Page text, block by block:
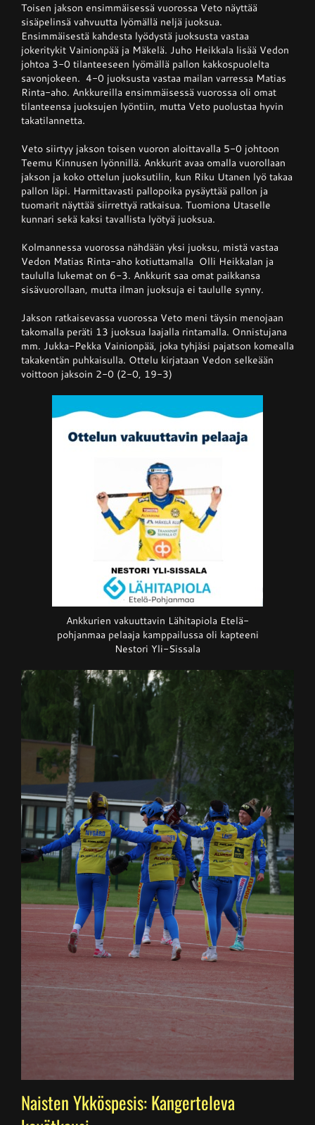
Toisen jakson ensimmäisessä vuorossa Veto näyttää
sisäpelinsä vahvuutta lyömällä neljä juoksua.
Ensimmäisestä kahdesta lyödystä juoksusta vastaa
jokeritykit Vainionpää ja Mäkelä. Juho Heikkala lisää Vedon
johtoa 3-0 tilanteeseen lyömällä pallon kakkospuolelta
savonjokeen. 4-0 juoksusta vastaa mailan varressa Matias
Rinta-aho. Ankkureilla ensimmäisessä vuorossa oli omat
tilanteensa juoksujen lyöntiin, mutta Veto puolustaa hyvin
takatilannetta.
Veto siirtyy jakson toisen vuoron aloittavalla 5-0 johtoon
Teemu Kinnusen lyönnillä. Ankkurit avaa omalla vuorollaan
jakson ja koko ottelun juoksutilin, kun Riku Utanen lyö takaa
pallon läpi. Harmittavasti pallopoika pysäyttää pallon ja
tuomarit näyttää siirrettyä ratkaisua. Tuomiona Utaselle
kunnari sekä kaksi tavallista lyötyä juoksua.
Kolmannessa vuorossa nähdään yksi juoksu, mistä vastaa
Vedon Matias Rinta-aho kotiuttamalla Olli Heikkalan ja
taululla lukemat on 6-3. Ankkurit saa omat paikkansa
sisävuorollaan, mutta ilman juoksuja ei taululle synny.
Jakson ratkaisevassa vuorossa Veto meni täysin menojaan
takomalla peräti 13 juoksua laajalla rintamalla. Onnistujana
mm. Jukka-Pekka Vainionpää, joka tyhjäsi pajatson komealla
takakentän puhkaisulla. Ottelu kirjataan Vedon selkeään
voittoon jaksoin 2-0 (2-0, 19-3)
Ankkurien vakuuttavin Lähitapiola Etelä-
pohjanmaa pelaaja kamppailussa oli kapteeni
Nestori Yli-Sissala
Naisten Ykköspesis: Kangerteleva